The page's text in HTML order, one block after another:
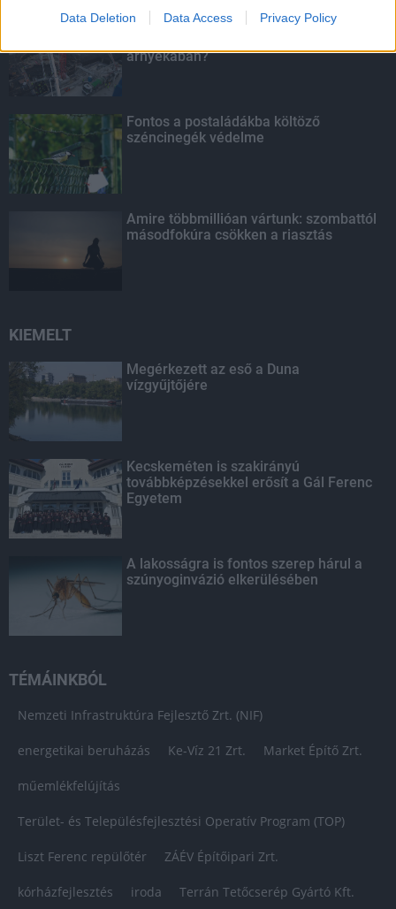
Data Deletion Data Access Privacy Policy
Paks II.: Mit jelent az 5. blokk új
árnyékában?
Fontos a postaládákba költöző
széncinegék védelme
Amire többmillióan vártunk: szombattól
másodfokúra csökken a riasztás
KIEMELT
Megérkezett az eső a Duna
vízgyűjtőjére
Kecskeméten is szakirányú
továbbképzésekkel erősít a Gál Ferenc
Egyetem
A lakosságra is fontos szerep hárul a
szúnyoginvázió elkerülésében
TÉMÁINKBÓL
Nemzeti Infrastruktúra Fejlesztő Zrt. (NIF)
energetikai beruházás Ke-Víz 21 Zrt. Market Építő Zrt.
műemlékfelújítás
Terület- és Településfejlesztési Operatív Program (TOP)
Liszt Ferenc repülőtér ZÁÉV Építőipari Zrt.
kórházfejlesztés iroda Terrán Tetőcserép Gyártó Kft.